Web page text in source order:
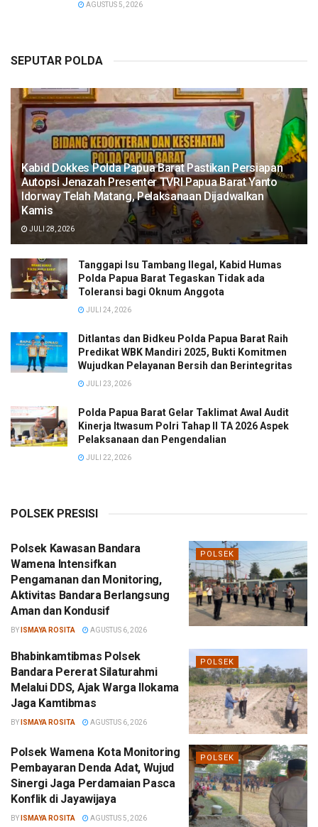
AGUSTUS 5, 2026
SEPUTAR POLDA
Kabid Dokkes Polda Papua Barat Pastikan Persiapan
Autopsi Jenazah Presenter TVRI Papua Barat Yanto
Idorway Telah Matang, Pelaksanaan Dijadwalkan
Kamis
JULI 28, 2026
Tanggapi Isu Tambang Ilegal, Kabid Humas
Polda Papua Barat Tegaskan Tidak ada
Toleransi bagi Oknum Anggota
JULI 24, 2026
Ditlantas dan Bidkeu Polda Papua Barat Raih
Predikat WBK Mandiri 2025, Bukti Komitmen
Wujudkan Pelayanan Bersih dan Berintegritas
JULI 23, 2026
Polda Papua Barat Gelar Taklimat Awal Audit
Kinerja Itwasum Polri Tahap II TA 2026 Aspek
Pelaksanaan dan Pengendalian
JULI 22, 2026
POLSEK PRESISI
POLSEK
Polsek Kawasan Bandara
Wamena Intensifkan
Pengamanan dan Monitoring,
Aktivitas Bandara Berlangsung
Aman dan Kondusif
BY ISMAYA ROSITA AGUSTUS 6, 2026
POLSEK
Bhabinkamtibmas Polsek
Bandara Pererat Silaturahmi
Melalui DDS, Ajak Warga Ilokama
Jaga Kamtibmas
BY ISMAYA ROSITA AGUSTUS 6, 2026
POLSEK
Polsek Wamena Kota Monitoring
Pembayaran Denda Adat, Wujud
Sinergi Jaga Perdamaian Pasca
Konflik di Jayawijaya
BY ISMAYA ROSITA AGUSTUS 5, 2026